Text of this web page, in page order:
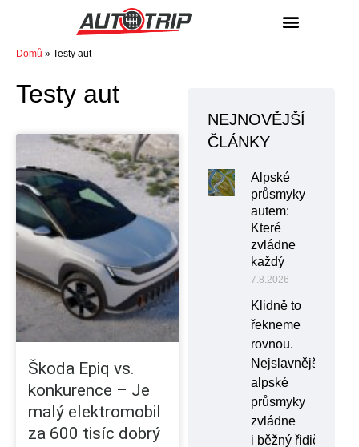
Domů » Testy aut
Testy aut
Škoda Epiq vs.
konkurence – Je
malý elektromobil
za 600 tisíc dobrý
NEJNOVĚJŠÍ
ČLÁNKY
Alpské
průsmyky
autem:
Které
zvládne
každý
7.8.2026
Klidně to
řekneme
rovnou.
Nejslavnější
alpské
průsmyky
zvládne
i běžný řidič